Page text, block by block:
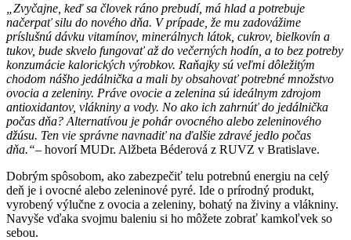
„Zvyčajne, keď sa človek ráno prebudí, má hlad a potrebuje
načerpať silu do nového dňa. V prípade, že mu zadovážime
príslušnú dávku vitamínov, minerálnych látok, cukrov, bielkovín a
tukov, bude skvelo fungovať až do večerných hodín, a to bez potreby
konzumácie kalorických výrobkov. Raňajky sú veľmi dôležitým
chodom nášho jedálnička a mali by obsahovať potrebné množstvo
ovocia a zeleniny. Práve ovocie a zelenina sú ideálnym zdrojom
antioxidantov, vlákniny a vody. No ako ich zahrnúť do jedálnička
počas dňa? Alternatívou je pohár ovocného alebo zeleninového
džúsu. Ten vie správne navnadiť na ďalšie zdravé jedlo počas
dňa.“– hovorí MUDr. Alžbeta Béderová z RUVZ v Bratislave.
Dobrým spôsobom, ako zabezpečiť telu potrebnú energiu na celý
deň je i ovocné alebo zeleninové pyré. Ide o prírodný produkt,
vyrobený výlučne z ovocia a zeleniny, bohatý na živiny a vlákniny.
Navyše vďaka svojmu baleniu si ho môžete zobrať kamkoľvek so
sebou.